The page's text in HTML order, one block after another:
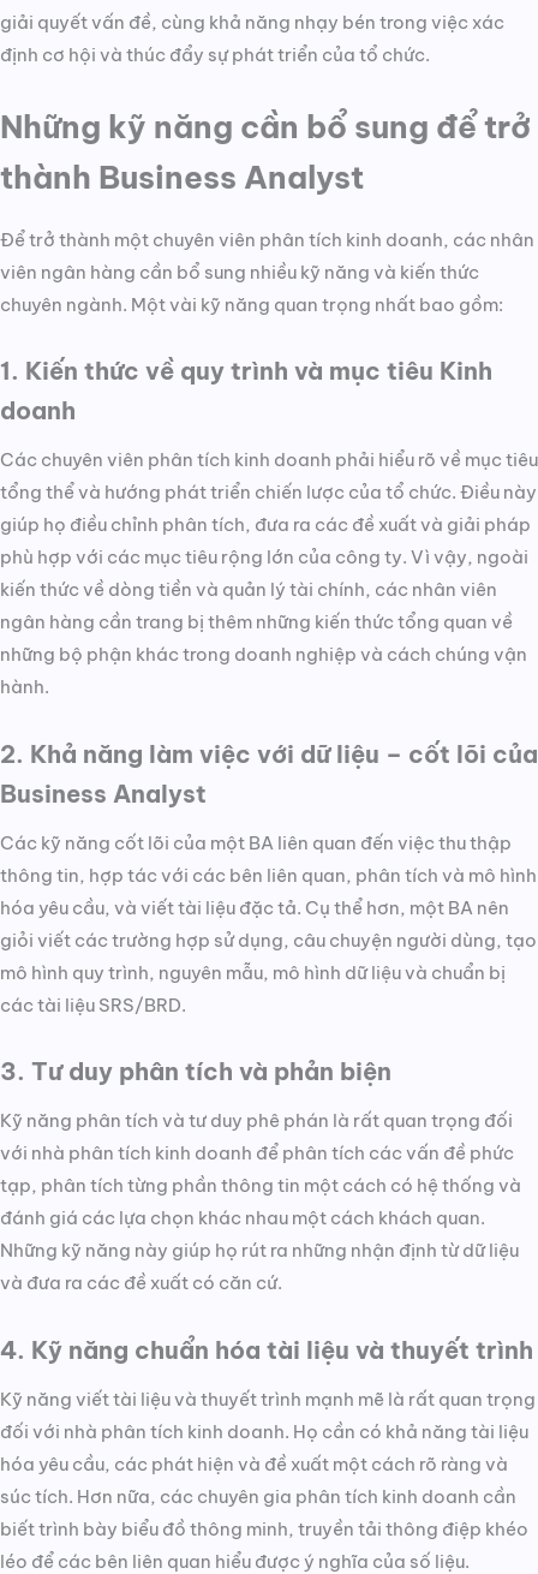
giải quyết vấn đề, cùng khả năng nhạy bén trong việc xác
định cơ hội và thúc đẩy sự phát triển của tổ chức.
Những kỹ năng cần bổ sung để trở
thành Business Analyst
Để trở thành một chuyên viên phân tích kinh doanh, các nhân
viên ngân hàng cần bổ sung nhiều kỹ năng và kiến thức
chuyên ngành. Một vài kỹ năng quan trọng nhất bao gồm:
1. Kiến thức về quy trình và mục tiêu Kinh
doanh
Các chuyên viên phân tích kinh doanh phải hiểu rõ về mục tiêu
tổng thể và hướng phát triển chiến lược của tổ chức. Điều này
giúp họ điều chỉnh phân tích, đưa ra các đề xuất và giải pháp
phù hợp với các mục tiêu rộng lớn của công ty. Vì vậy, ngoài
kiến thức về dòng tiền và quản lý tài chính, các nhân viên
ngân hàng cần trang bị thêm những kiến thức tổng quan về
những bộ phận khác trong doanh nghiệp và cách chúng vận
hành.
2. Khả năng làm việc với dữ liệu – cốt lõi của
Business Analyst
Các kỹ năng cốt lõi của một BA liên quan đến việc thu thập
thông tin, hợp tác với các bên liên quan, phân tích và mô hình
hóa yêu cầu, và viết tài liệu đặc tả. Cụ thể hơn, một BA nên
giỏi viết các trường hợp sử dụng, câu chuyện người dùng, tạo
mô hình quy trình, nguyên mẫu, mô hình dữ liệu và chuẩn bị
các tài liệu SRS/BRD.
3. Tư duy phân tích và phản biện
Kỹ năng phân tích và tư duy phê phán là rất quan trọng đối
với nhà phân tích kinh doanh để phân tích các vấn đề phức
tạp, phân tích từng phần thông tin một cách có hệ thống và
đánh giá các lựa chọn khác nhau một cách khách quan.
Những kỹ năng này giúp họ rút ra những nhận định từ dữ liệu
và đưa ra các đề xuất có căn cứ.
4. Kỹ năng chuẩn hóa tài liệu và thuyết trình
Kỹ năng viết tài liệu và thuyết trình mạnh mẽ là rất quan trọng
đối với nhà phân tích kinh doanh. Họ cần có khả năng tài liệu
hóa yêu cầu, các phát hiện và đề xuất một cách rõ ràng và
súc tích. Hơn nữa, các chuyên gia phân tích kinh doanh cần
biết trình bày biểu đồ thông minh, truyền tải thông điệp khéo
léo để các bên liên quan hiểu được ý nghĩa của số liệu.